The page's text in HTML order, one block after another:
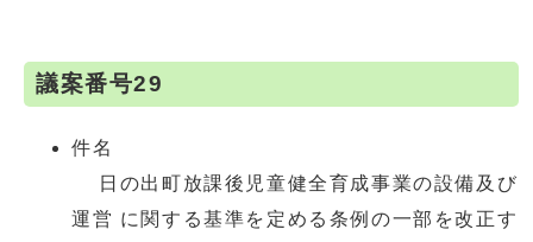
議案番号29
件名
日の出町放課後児童健全育成事業の設備及び
運営 に関する基準を定める条例の一部を改正す